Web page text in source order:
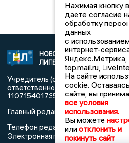
НОВОСТИ
ЛИПЕЦКА
2021 ©
«Новости
Учредитель (соучредители):
ответственностью
1107154017354)
Главный редактор: Герцог Е.Г.
Телефон редакции: +7 903 699 9427
Электронная почта редакции:
Нажимая кнопку
даете согласие
обработку
данных
с
интернет-
Яндекс.Метрика,
top.mail.ru,
На сайте
cookie.
сайте, вы
все условия
использования.
Вы можете
или отклонить и
покинуть сайт